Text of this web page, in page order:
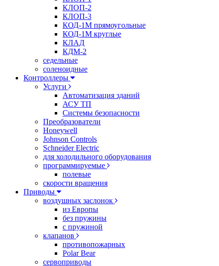
КЛОП-2
КЛОП-3
КОД-1М прямоугольные
КОД-1М круглые
КЛАД
КДМ-2
седельные
соленоидные
Контроллеры
Услуги
Автоматизация зданий
АСУ ТП
Системы безопасности
Преобразователи
Honeywell
Johnson Controls
Schneider Electric
для холодильного оборудования
программируемые
полевые
скорости вращения
Приводы
воздушных заслонок
из Европы
без пружины
с пружиной
клапанов
противопожарных
Polar Bear
сервоприводы